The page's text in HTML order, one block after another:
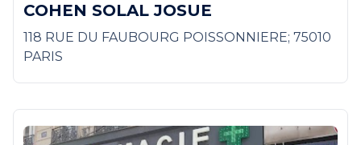
COHEN SOLAL JOSUE
118 RUE DU FAUBOURG POISSONNIERE; 75010
PARIS